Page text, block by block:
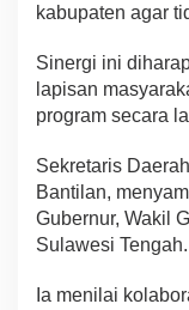
kabupaten agar
Sinergi ini
lapisan
program secara
Sekretaris
Bantilan,
Gubernur, Wakil
Sulawesi Tengah.
Ia menilai